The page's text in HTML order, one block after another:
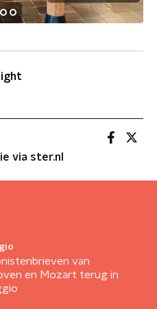
via ster.nl
van
en Mozart terug in